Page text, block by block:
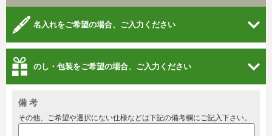
名入れをご希望の場合、ご入力ください
のし・包装をご希望の場合、ご入力ください
備 考
その他、ご希望や選択にない仕様などは下記の備考欄にご記入下さい。